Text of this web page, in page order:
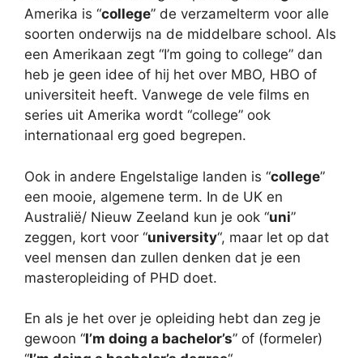
Amerika is “college” de verzamelterm voor alle
soorten onderwijs na de middelbare school. Als
een Amerikaan zegt “I’m going to college” dan
heb je geen idee of hij het over MBO, HBO of
universiteit heeft. Vanwege de vele films en
series uit Amerika wordt “college” ook
internationaal erg goed begrepen.
Ook in andere Engelstalige landen is “college”
een mooie, algemene term. In de UK en
Australië/ Nieuw Zeeland kun je ook “uni”
zeggen, kort voor “university“, maar let op dat
veel mensen dan zullen denken dat je een
masteropleiding of PHD doet.
En als je het over je opleiding hebt dan zeg je
gewoon “I’m doing a bachelor’s” of (formeler)